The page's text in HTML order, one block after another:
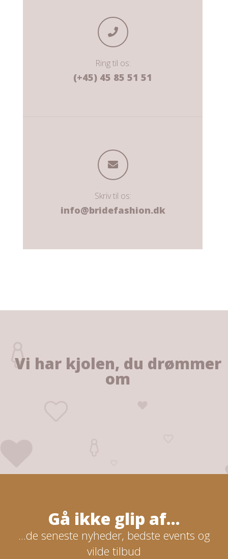
Ring til os:
(+45) 45 85 51 51
Skriv til os:
info@bridefashion.dk
Vi har kjolen, du drømmer
om
Gå ikke glip af...
...de seneste nyheder, bedste events og
vilde tilbud